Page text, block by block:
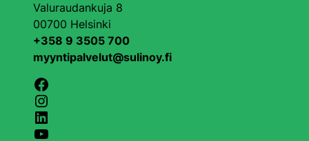
Valuraudankuja 8
00700 Helsinki
+358 9 3505 700
myyntipalvelut@sulinoy.fi
Facebook
Instagram
LinkedIn
YouTube